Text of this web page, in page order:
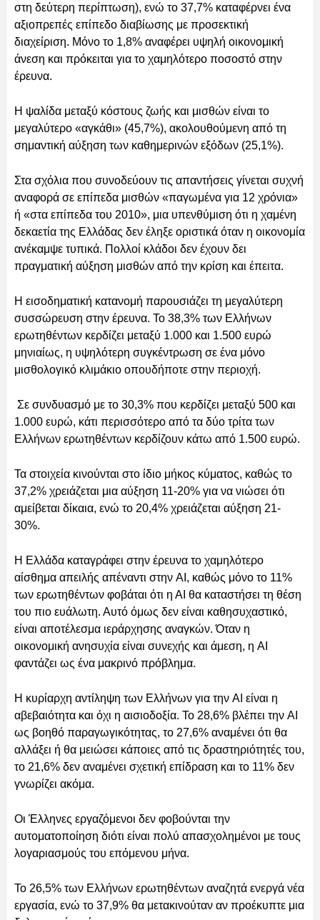
στη δεύτερη περίπτωση), ενώ το 37,7% καταφέρνει ένα
αξιοπρεπές επίπεδο διαβίωσης με προσεκτική
διαχείριση. Μόνο το 1,8% αναφέρει υψηλή οικονομική
άνεση και πρόκειται για το χαμηλότερο ποσοστό στην
έρευνα.
Η ψαλίδα μεταξύ κόστους ζωής και μισθών είναι το
μεγαλύτερο «αγκάθι» (45,7%), ακολουθούμενη από τη
σημαντική αύξηση των καθημερινών εξόδων (25,1%).
Στα σχόλια που συνοδεύουν τις απαντήσεις γίνεται συχνή
αναφορά σε επίπεδα μισθών «παγωμένα για 12 χρόνια»
ή «στα επίπεδα του 2010», μια υπενθύμιση ότι η χαμένη
δεκαετία της Ελλάδας δεν έληξε οριστικά όταν η οικονομία
ανέκαμψε τυπικά. Πολλοί κλάδοι δεν έχουν δει
πραγματική αύξηση μισθών από την κρίση και έπειτα.
Η εισοδηματική κατανομή παρουσιάζει τη μεγαλύτερη
συσσώρευση στην έρευνα. Το 38,3% των Ελλήνων
ερωτηθέντων κερδίζει μεταξύ 1.000 και 1.500 ευρώ
μηνιαίως, η υψηλότερη συγκέντρωση σε ένα μόνο
μισθολογικό κλιμάκιο οπουδήποτε στην περιοχή.
Σε συνδυασμό με το 30,3% που κερδίζει μεταξύ 500 και
1.000 ευρώ, κάτι περισσότερο από τα δύο τρίτα των
Ελλήνων ερωτηθέντων κερδίζουν κάτω από 1.500 ευρώ.
Τα στοιχεία κινούνται στο ίδιο μήκος κύματος, καθώς το
37,2% χρειάζεται μια αύξηση 11-20% για να νιώσει ότι
αμείβεται δίκαια, ενώ το 20,4% χρειάζεται αύξηση 21-
30%.
Η Ελλάδα καταγράφει στην έρευνα το χαμηλότερο
αίσθημα απειλής απέναντι στην AI, καθώς μόνο το 11%
των ερωτηθέντων φοβάται ότι η ΑΙ θα καταστήσει τη θέση
του πιο ευάλωτη. Αυτό όμως δεν είναι καθησυχαστικό,
είναι αποτέλεσμα ιεράρχησης αναγκών. Όταν η
οικονομική ανησυχία είναι συνεχής και άμεση, η AI
φαντάζει ως ένα μακρινό πρόβλημα.
Η κυρίαρχη αντίληψη των Ελλήνων για την AI είναι η
αβεβαιότητα και όχι η αισιοδοξία. Το 28,6% βλέπει την AI
ως βοηθό παραγωγικότητας, το 27,6% αναμένει ότι θα
αλλάξει ή θα μειώσει κάποιες από τις δραστηριότητές του,
το 21,6% δεν αναμένει σχετική επίδραση και το 11% δεν
γνωρίζει ακόμα.
Οι Έλληνες εργαζόμενοι δεν φοβούνται την
αυτοματοποίηση διότι είναι πολύ απασχολημένοι με τους
λογαριασμούς του επόμενου μήνα.
Το 26,5% των Ελλήνων ερωτηθέντων αναζητά ενεργά νέα
εργασία, ενώ το 37,9% θα μετακινούταν αν προέκυπτε μια